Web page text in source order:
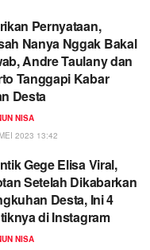
Pernyataan,
Nanya Nggak Bakal
Andre Taulany dan
Tanggapi Kabar
Desta
NISA
2023 13:42
Gege Elisa Viral,
Setelah Dikabarkan
Desta, Ini 4
di Instagram
NISA